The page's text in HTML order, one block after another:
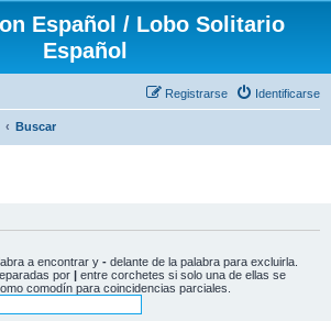
Español / Lobo Solitario
Español
Identificarse
Registrarse
Buscar
a encontrar y - delante de la palabra para excluirla.
por | entre corchetes si solo una de ellas se
comodín para coincidencias parciales.